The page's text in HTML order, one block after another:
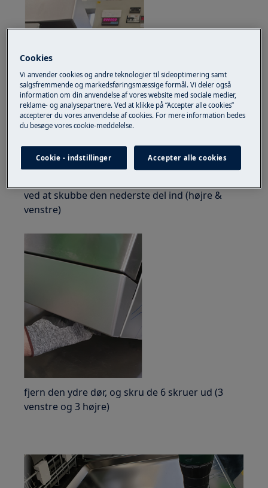
ved at skubbe den nederste del ind (højre &
venstre)
fjern den ydre dør, og skru de 6 skruer ud (3
venstre og 3 højre)
Cookies
Vi anvender cookies og andre teknologier til sideoptimering samt
salgsfremmende og markedsføringsmæssige formål. Vi deler også
information om din anvendelse af vores website med sociale medier,
reklame- og analysepartnere. Ved at klikke på “Accepter alle cookies”
accepterer du vores anvendelse af cookies. For mere information bedes
du besøge vores cookie-meddelelse.
Cookie - indstillinger Accepter alle cookies